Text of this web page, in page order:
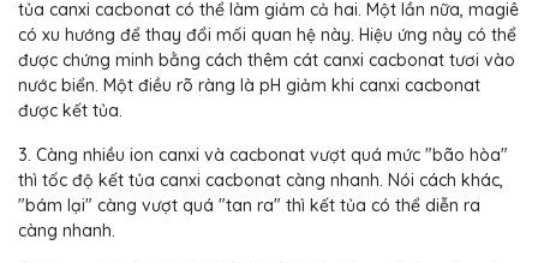
tủa canxi cacbonat có thể làm giảm cả hai. Một lần nữa, magiê
có xu hướng để thay đổi mối quan hệ này. Hiệu ứng này có thể
được chứng minh bằng cách thêm cát canxi cacbonat tươi vào
nước biển. Một điều rõ ràng là pH giảm khi canxi cacbonat
được kết tủa.
3. Càng nhiều ion canxi và cacbonat vượt quá mức "bão hòa"
thì tốc độ kết tủa canxi cacbonat càng nhanh. Nói cách khác,
"bám lại" càng vượt quá "tan ra" thì kết tủa có thể diễn ra
càng nhanh.